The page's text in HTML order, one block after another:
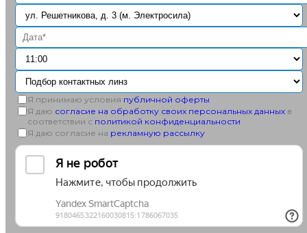
Я принимаю условия публичной оферты
Я даю согласие на обработку своих персональных данных в
соответствии с политикой конфиденциальности
Я даю согласие на рекламную рассылку